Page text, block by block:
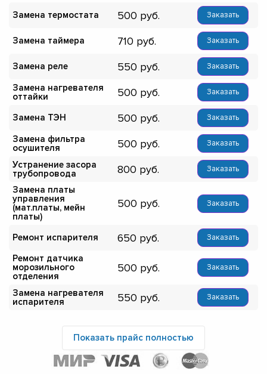
Замена термостата 500 Заказать
Замена таймера 710 Заказать
Замена реле 550 Заказать
Замена нагревателя
оттайки
500 Заказать
Замена ТЭН 500 Заказать
Замена фильтра
осушителя
500 Заказать
Устранение засора
трубопровода
800 Заказать
Замена платы
управления
(мат.платы, мейн
платы)
500 Заказать
Ремонт испарителя 650 Заказать
Ремонт датчика
морозильного
отделения
500 Заказать
Замена нагревателя
испарителя
550 Заказать
Показать прайс полностью